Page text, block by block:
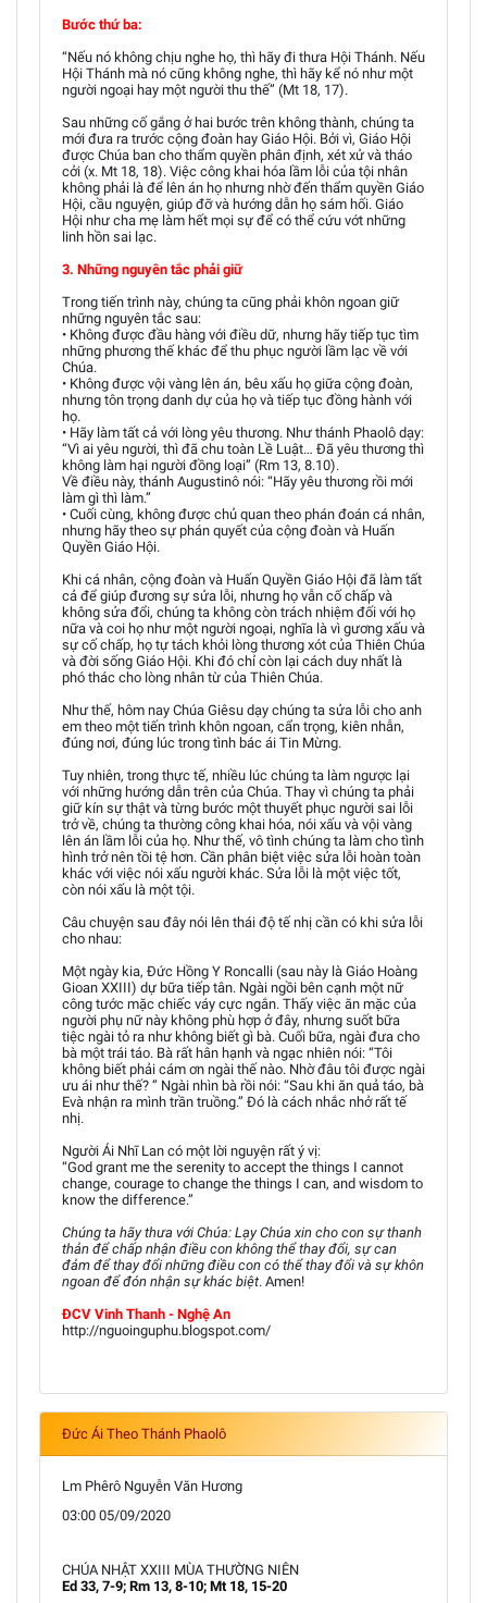
Bước thứ ba:
“Nếu nó không chịu nghe họ, thì hãy đi thưa Hội Thánh. Nếu
Hội Thánh mà nó cũng không nghe, thì hãy kể nó như một
người ngoại hay một người thu thế” (Mt 18, 17).
Sau những cố gắng ở hai bước trên không thành, chúng ta
mới đưa ra trước cộng đoàn hay Giáo Hội. Bởi vì, Giáo Hội
được Chúa ban cho thẩm quyền phân định, xét xử và tháo
cởi (x. Mt 18, 18). Việc công khai hóa lầm lỗi của tội nhân
không phải là để lên án họ nhưng nhờ đến thẩm quyền Giáo
Hội, cầu nguyện, giúp đỡ và hướng dẫn họ sám hối. Giáo
Hội như cha mẹ làm hết mọi sự để có thể cứu vớt những
linh hồn sai lạc.
3. Những nguyên tắc phải giữ
Trong tiến trình này, chúng ta cũng phải khôn ngoan giữ
những nguyên tắc sau:
• Không được đầu hàng với điều dữ, nhưng hãy tiếp tục tìm
những phương thế khác để thu phục người lầm lạc về với
Chúa.
• Không được vội vàng lên án, bêu xấu họ giữa cộng đoàn,
nhưng tôn trọng danh dự của họ và tiếp tục đồng hành với
họ.
• Hãy làm tất cả với lòng yêu thương. Như thánh Phaolô dạy:
“Vì ai yêu người, thì đã chu toàn Lề Luật… Đã yêu thương thì
không làm hại người đồng loại” (Rm 13, 8.10).
Về điều này, thánh Augustinô nói: “Hãy yêu thương rồi mới
làm gì thì làm.”
• Cuối cùng, không được chủ quan theo phán đoán cá nhân,
nhưng hãy theo sự phán quyết của cộng đoàn và Huấn
Quyền Giáo Hội.
Khi cá nhân, cộng đoàn và Huấn Quyền Giáo Hội đã làm tất
cả để giúp đương sự sửa lỗi, nhưng họ vẫn cố chấp và
không sửa đổi, chúng ta không còn trách nhiệm đối với họ
nữa và coi họ như một người ngoại, nghĩa là vì gương xấu và
sự cố chấp, họ tự tách khỏi lòng thương xót của Thiên Chúa
và đời sống Giáo Hội. Khi đó chỉ còn lại cách duy nhất là
phó thác cho lòng nhân từ của Thiên Chúa.
Như thế, hôm nay Chúa Giêsu dạy chúng ta sửa lỗi cho anh
em theo một tiến trình khôn ngoan, cẩn trọng, kiên nhẫn,
đúng nơi, đúng lúc trong tình bác ái Tin Mừng.
Tuy nhiên, trong thực tế, nhiều lúc chúng ta làm ngược lại
với những hướng dẫn trên của Chúa. Thay vì chúng ta phải
giữ kín sự thật và từng bước một thuyết phục người sai lỗi
trở về, chúng ta thường công khai hóa, nói xấu và vội vàng
lên án lầm lỗi của họ. Như thế, vô tình chúng ta làm cho tình
hình trở nên tồi tệ hơn. Cần phân biệt việc sửa lỗi hoàn toàn
khác với việc nói xấu người khác. Sửa lỗi là một việc tốt,
còn nói xấu là một tội.
Câu chuyện sau đây nói lên thái độ tế nhị cần có khi sửa lỗi
cho nhau:
Một ngày kia, Ðức Hồng Y Roncalli (sau này là Giáo Hoàng
Gioan XXIII) dự bữa tiếp tân. Ngài ngồi bên cạnh một nữ
công tước mặc chiếc váy cực ngắn. Thấy việc ăn mặc của
người phụ nữ này không phù hợp ở đây, nhưng suốt bữa
tiệc ngài tỏ ra như không biết gì bà. Cuối bữa, ngài đưa cho
bà một trái táo. Bà rất hân hạnh và ngạc nhiên nói: “Tôi
không biết phải cám ơn ngài thế nào. Nhờ đâu tôi được ngài
ưu ái như thế? ” Ngài nhìn bà rồi nói: “Sau khi ăn quả táo, bà
Evà nhận ra mình trần truồng.” Đó là cách nhắc nhở rất tế
nhị.
Người Ái Nhĩ Lan có một lời nguyện rất ý vị:
“God grant me the serenity to accept the things I cannot
change, courage to change the things I can, and wisdom to
know the difference.”
Chúng ta hãy thưa với Chúa: Lạy Chúa xin cho con sự thanh
thản để chấp nhận điều con không thể thay đổi, sự can
đảm để thay đổi những điều con có thể thay đổi và sự khôn
ngoan để đón nhận sự khác biệt. Amen!
ĐCV Vinh Thanh - Nghệ An
http://nguoinguphu.blogspot.com/
Đức Ái Theo Thánh Phaolô
Lm Phêrô Nguyễn Văn Hương
03:00 05/09/2020
CHÚA NHẬT XXIII MÙA THƯỜNG NIÊN
Ed 33, 7-9; Rm 13, 8-10; Mt 18, 15-20